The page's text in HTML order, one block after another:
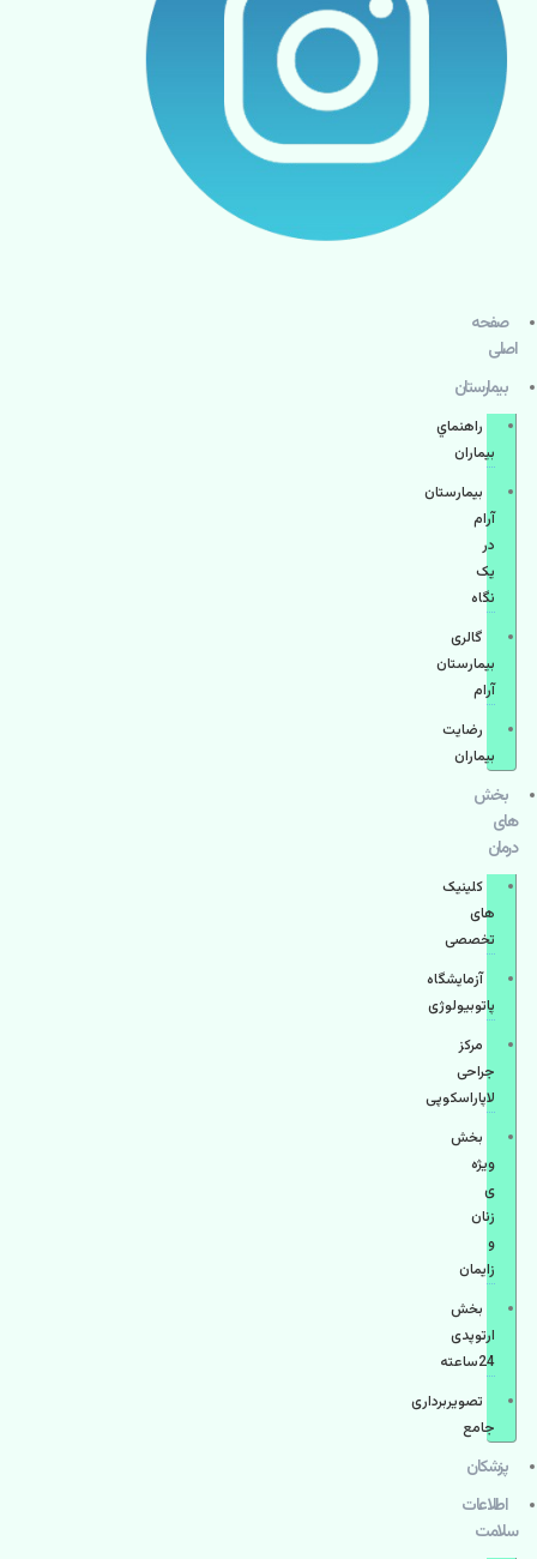
صفحه
اصلی
بيمارستان
راهنماي
بیماران
بیمارستان
آرام
در
یک
نگاه
گالری
بیمارستان
آرام
رضایت
بیماران
بخش
های
درمان
کلینیک
های
تخصصی
آزمایشگاه
پاتوبیولوژی
مرکز
جراحی
لاپاراسکوپی
بخش
ویژه
ی
زنان
و
زایمان
بخش
ارتوپدی
24ساعته
تصویربرداری
جامع
پزشكان
اطلاعات
سلامت